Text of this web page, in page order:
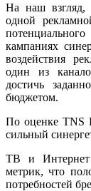
На наш взгляд,
одной
кампаниях
воздействия
один из
достичь
бюджетом.
По оценке TNS
сильный
ТВ и Интернет
метрик, что
потребностей